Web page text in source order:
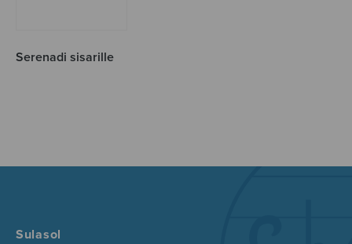
Serenadi sisarille
Sulasol